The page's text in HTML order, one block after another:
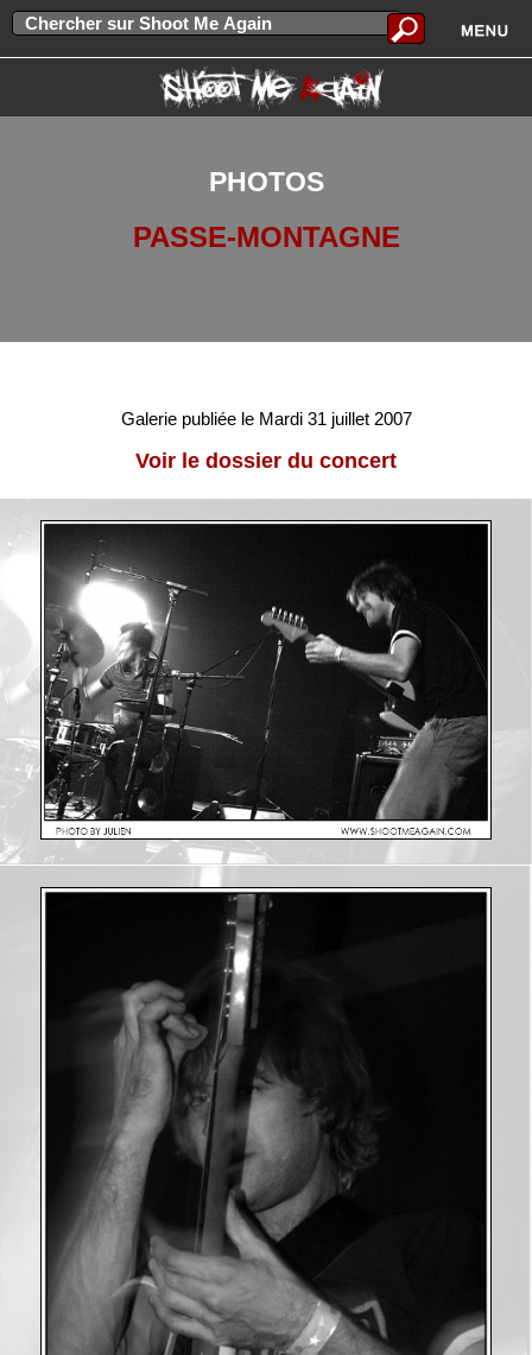
PHOTOS
PASSE-MONTAGNE
Galerie publiée le Mardi 31 juillet 2007
Voir le dossier du concert